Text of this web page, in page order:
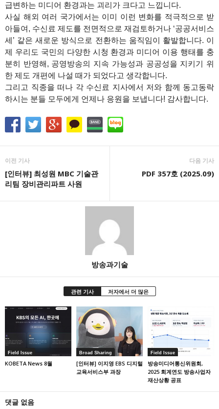
급변하는 미디어 환경과는 괴리가 크다고 느낍니다.
사실 해외 여러 국가에서는 이미 이런 변화를 적극적으로 받
아들여, 수신료 제도를 전면적으로 재검토하거나 ‘공공서비스
세’ 같은 새로운 방식으로 전환하는 움직임이 활발합니다. 이
제 우리도 국민의 다양한 시청 환경과 미디어 이용 행태를 충
분히 반영해, 공영방송의 지속 가능성과 공공성을 지키기 위
한 제도 개편에 나설 때가 되었다고 생각합니다.
그리고 직종을 떠나 각 수신료 지사에서 저와 함께 동고동락
하시는 분들 모두에게 언제나 응원을 보냅니다! 감사합니다.
이전 기사
[인터뷰] 최성원 MBC 기술관
리팀 장비관리파트 사원
다음 기사
PDF 357호 (2025.09)
방송과기술
관련 기사 저자에서 더 많은
Field Issue
KOBETA News 8월
Broad Sharing
[인터뷰] 이지영 EBS 디지털
교육서비스부 과장
Field Issue
방송미디어통신위원회,
2025 회계연도 방송사업자
재산상황 공표
댓글 없음